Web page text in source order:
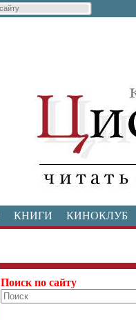
КНИГИ КИНОКЛУБ
Поиск по сайту